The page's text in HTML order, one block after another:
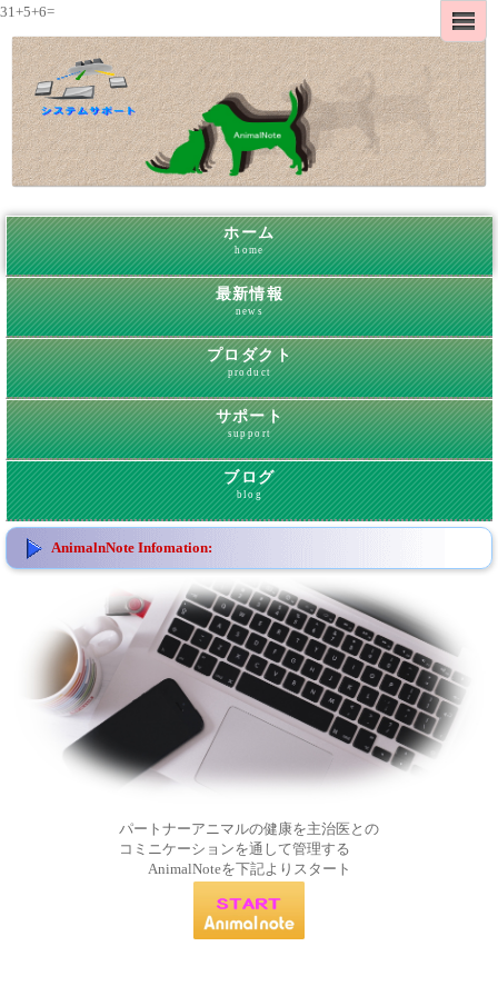
31+5+6=
ホーム
home
最新情報
news
プロダクト
product
サポート
support
ブログ
blog
AnimalnNote Infomation:
パートナーアニマルの健康を主治医との
コミニケーションを通して管理する
AnimalNoteを下記よりスタート